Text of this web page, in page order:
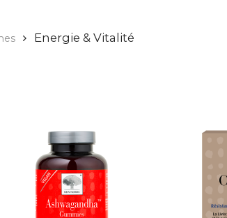
Energie & Vitalité